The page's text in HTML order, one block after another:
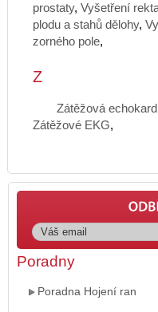
prostaty, Vyšetření
plodu a stahů dělohy,
zorného pole,
Z
Zátěžová
Zátěžové EKG,
Poradny
Poradna Hojení ran